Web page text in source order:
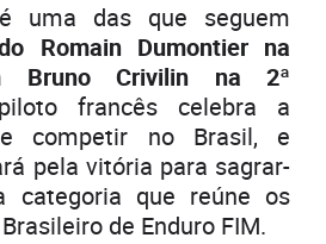
uma das que seguem
Romain Dumontier na
Bruno Crivilin na 2ª
francês celebra a
competir no Brasil, e
pela vitória para sagrar-
categoria que reúne os
de Enduro FIM.